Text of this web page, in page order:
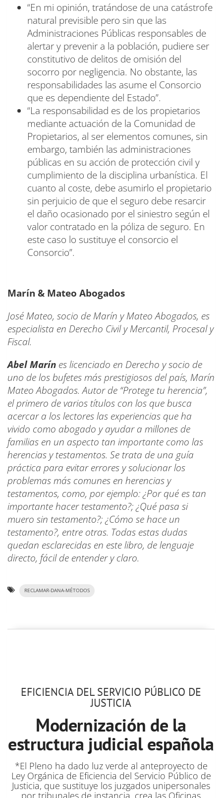
“En mi opinión, tratándose de una catástrofe
natural previsible pero sin que las
Administraciones Públicas responsables de
alertar y prevenir a la población, pudiere ser
constitutivo de delitos de omisión del
socorro por negligencia. No obstante, las
responsabilidades las asume el Consorcio
que es dependiente del Estado”.
“La responsabilidad es de los propietarios
mediante actuación de la Comunidad de
Propietarios, al ser elementos comunes, sin
embargo, también las administraciones
públicas en su acción de protección civil y
cumplimiento de la disciplina urbanística. El
cuanto al coste, debe asumirlo el propietario
sin perjuicio de que el seguro debe resarcir
el daño ocasionado por el siniestro según el
valor contratado en la póliza de seguro. En
este caso lo sustituye el consorcio el
Consorcio”.
Marín & Mateo Abogados
José Mateo, socio de Marín y Mateo Abogados, es
especialista en Derecho Civil y Mercantil, Procesal y
Fiscal.
Abel Marín es licenciado en Derecho y socio de
uno de los bufetes más prestigiosos del país, Marín
Mateo Abogados. Autor de “Protege tu herencia”,
el primero de varios títulos con los que busca
acercar a los lectores las experiencias que ha
vivido como abogado y ayudar a millones de
familias en un aspecto tan importante como las
herencias y testamentos. Se trata de una guía
práctica para evitar errores y solucionar los
problemas más comunes en herencias y
testamentos, como, por ejemplo: ¿Por qué es tan
importante hacer testamento?; ¿Qué pasa si
muero sin testamento?; ¿Cómo se hace un
testamento?, entre otras. Todas estas dudas
quedan esclarecidas en este libro, de lenguaje
directo, fácil de entender y claro.
RECLAMAR-DANA-MÉTODOS
EFICIENCIA DEL SERVICIO PÚBLICO DE
JUSTICIA
Modernización de la
estructura judicial española
*El Pleno ha dado luz verde al anteproyecto de
Ley Orgánica de Eficiencia del Servicio Público de
Justicia, que sustituye los juzgados unipersonales
por tribunales de instancia, crea las Oficinas